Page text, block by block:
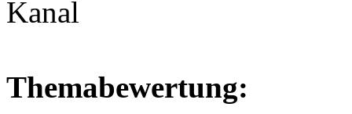
Kanal
Themabewertung: